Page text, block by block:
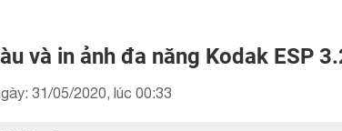
và in ảnh đa năng Kodak ESP
31/05/2020, lúc 00:33